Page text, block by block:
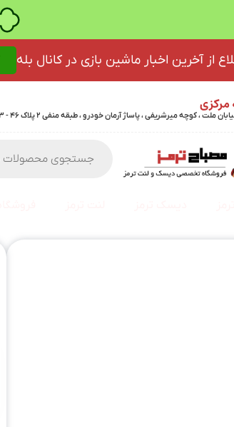
از آخرین اخبار ماشین بازی در کانال بله
ملت ، کوچه میرشریفی ، پاساژ آرمان خودرو ، طبقه منفی 2 پلاک 46 - 09032439723